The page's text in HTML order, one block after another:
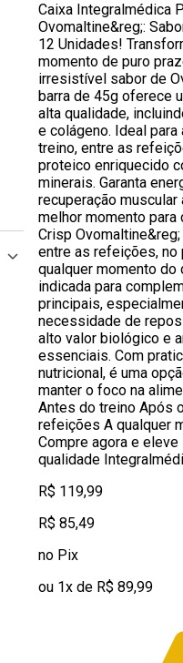
Caixa Integralmédica
Ovomaltine&reg;:
12 Unidades!
momento de puro
irresistível sabor de
barra de 45g oferece
alta qualidade,
e colágeno. Ideal
treino, entre as
proteico enriquecido
minerais. Garanta
recuperação muscular
melhor momento para
Crisp
entre as refeições, no
qualquer momento do
indicada para
principais,
necessidade de
alto valor biológico e
essenciais. Com
nutricional, é uma
manter o foco na
Antes do treino Após
refeições A qualquer
Compre agora e eleve
qualidade
R$ 119,99
R$ 85,49
no Pix
ou 1x de R$ 89,99